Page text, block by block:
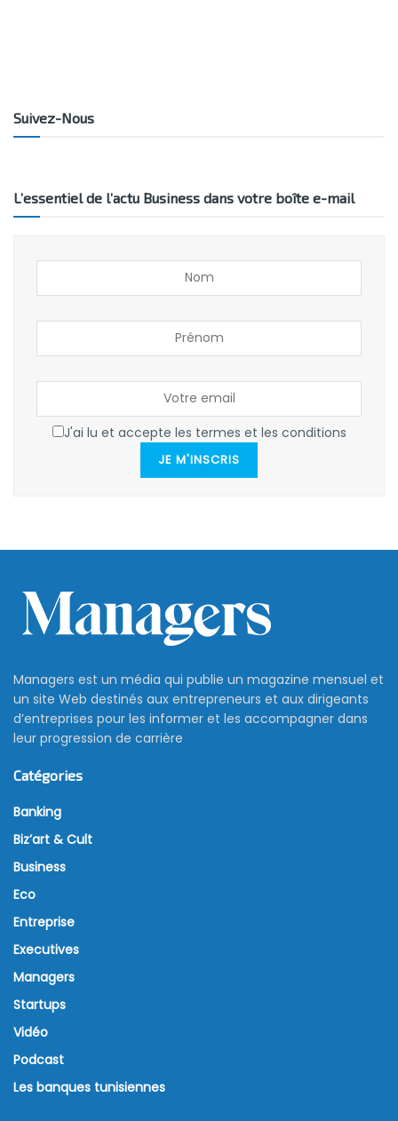
Suivez-Nous
L’essentiel de l’actu Business dans votre boîte e-mail
J'ai lu et accepte les termes et les conditions
JE M'INSCRIS
Managers est un média qui publie un magazine mensuel et
un site Web destinés aux entrepreneurs et aux dirigeants
d’entreprises pour les informer et les accompagner dans
leur progression de carrière
Catégories
Banking
Biz’art & Cult
Business
Eco
Entreprise
Executives
Managers
Startups
Vidéo
Podcast
Les banques tunisiennes